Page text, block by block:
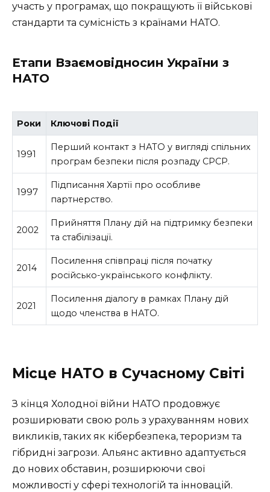
участь у програмах, що покращують її військові
стандарти та сумісність з країнами НАТО.
Етапи Взаємовідносин України з
НАТО
Роки Ключові Події
1991
Перший контакт з НАТО у вигляді спільних
програм безпеки після розпаду СРСР.
1997
Підписання Хартії про особливе
партнерство.
2002
Прийняття Плану дій на підтримку безпеки
та стабілізації.
2014
Посилення співпраці після початку
російсько-українського конфлікту.
2021
Посилення діалогу в рамках Плану дій
щодо членства в НАТО.
Місце НАТО в Сучасному Світі
З кінця Холодної війни НАТО продовжує
розширювати свою роль з урахуванням нових
викликів, таких як кібербезпека, тероризм та
гібридні загрози. Альянс активно адаптується
до нових обставин, розширюючи свої
можливості у сфері технологій та інновацій.